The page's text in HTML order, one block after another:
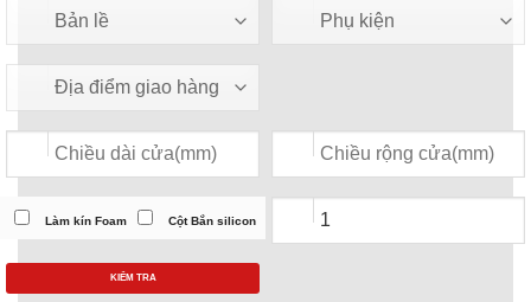
Làm kín Foam Cột Bắn silicon
KIỂM TRA